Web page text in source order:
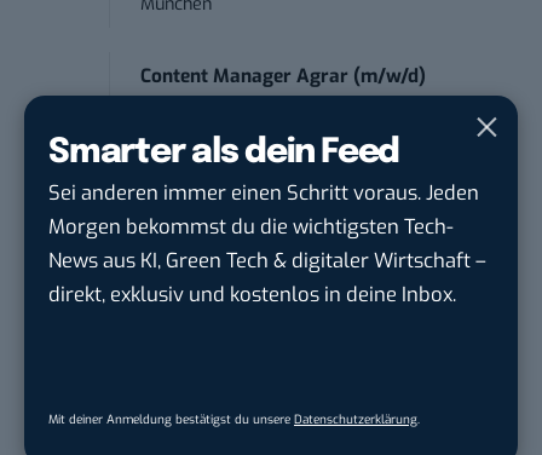
Smarter als dein Feed
Sei anderen immer einen Schritt voraus. Jeden
Morgen bekommst du die wichtigsten Tech-
News aus KI, Green Tech & digitaler Wirtschaft –
direkt, exklusiv und kostenlos in deine Inbox.
Mit deiner Anmeldung bestätigst du unsere Datenschutzerklärung.
München
Content Manager Agrar (m/w/d)
Josera Erbacher Service GmbH & Co...
Remote / Mob...
BLOGGING